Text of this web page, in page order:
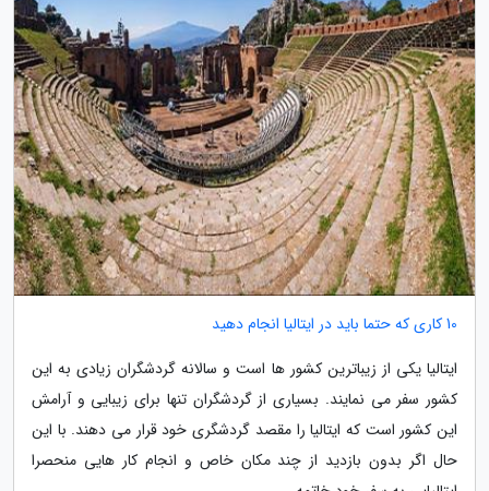
10 کاری که حتما باید در ایتالیا انجام دهید
ایتالیا یکی از زیباترین کشور ها است و سالانه گردشگران زیادی به این
کشور سفر می نمایند. بسیاری از گردشگران تنها برای زیبایی و آرامش
این کشور است که ایتالیا را مقصد گردشگری خود قرار می دهند. با این
حال اگر بدون بازدید از چند مکان خاص و انجام کار هایی منحصرا